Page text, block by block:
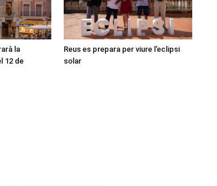
la
12 de
Reus es prepara per viure l’eclipsi
solar